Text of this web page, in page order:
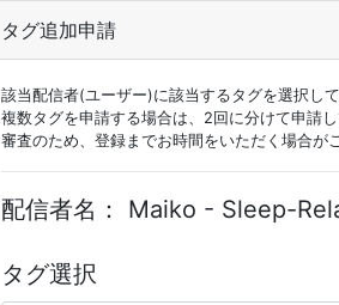
タグ追加申請
該当配信者(ユーザー)に該当するタグを選択し
複数タグを申請する場合は、2回に分けて申請
審査のため、登録までお時間をいただく場合が
配信者名： Maiko - Sleep-
タグ選択